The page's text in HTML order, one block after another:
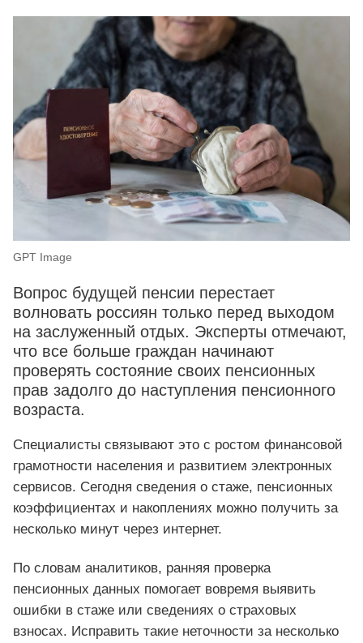
GPT Image
Вопрос будущей пенсии перестает
волновать россиян только перед выходом
на заслуженный отдых. Эксперты отмечают,
что все больше граждан начинают
проверять состояние своих пенсионных
прав задолго до наступления пенсионного
возраста.
Специалисты связывают это с ростом финансовой
грамотности населения и развитием электронных
сервисов. Сегодня сведения о стаже, пенсионных
коэффициентах и накоплениях можно получить за
несколько минут через интернет.
По словам аналитиков, ранняя проверка
пенсионных данных помогает вовремя выявить
ошибки в стаже или сведениях о страховых
взносах. Исправить такие неточности за несколько